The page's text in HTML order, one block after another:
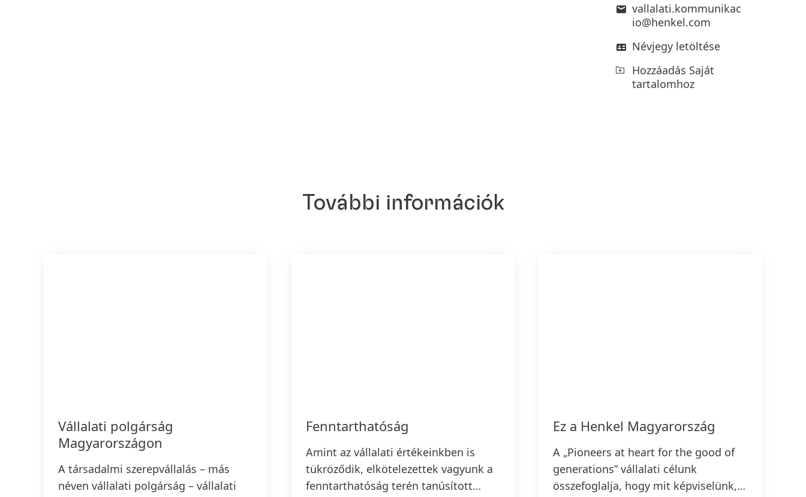
vallalati.kommunikac
io@henkel.com
Névjegy letöltése
Hozzáadás Saját
tartalomhoz
További információk
Vállalati polgárság
Magyarországon
A társadalmi szerepvállalás – más
néven vállalati polgárság – vállalati
Fenntarthatóság
Amint az vállalati értékeinkben is
tükröződik, elkötelezettek vagyunk a
fenntarthatóság terén tanúsított
Ez a Henkel Magyarország
A „Pioneers at heart for the good of
generations” vállalati célunk
összefoglalja, hogy mit képviselünk,